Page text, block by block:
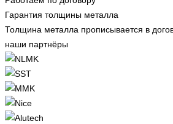
Гарантия толщины металла
Толщина металла прописывается в
наши партнёры